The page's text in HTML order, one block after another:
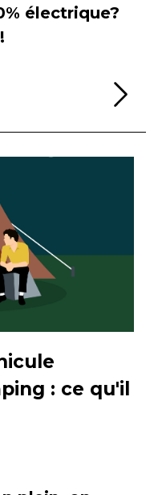
électrique?
: ce qu'il